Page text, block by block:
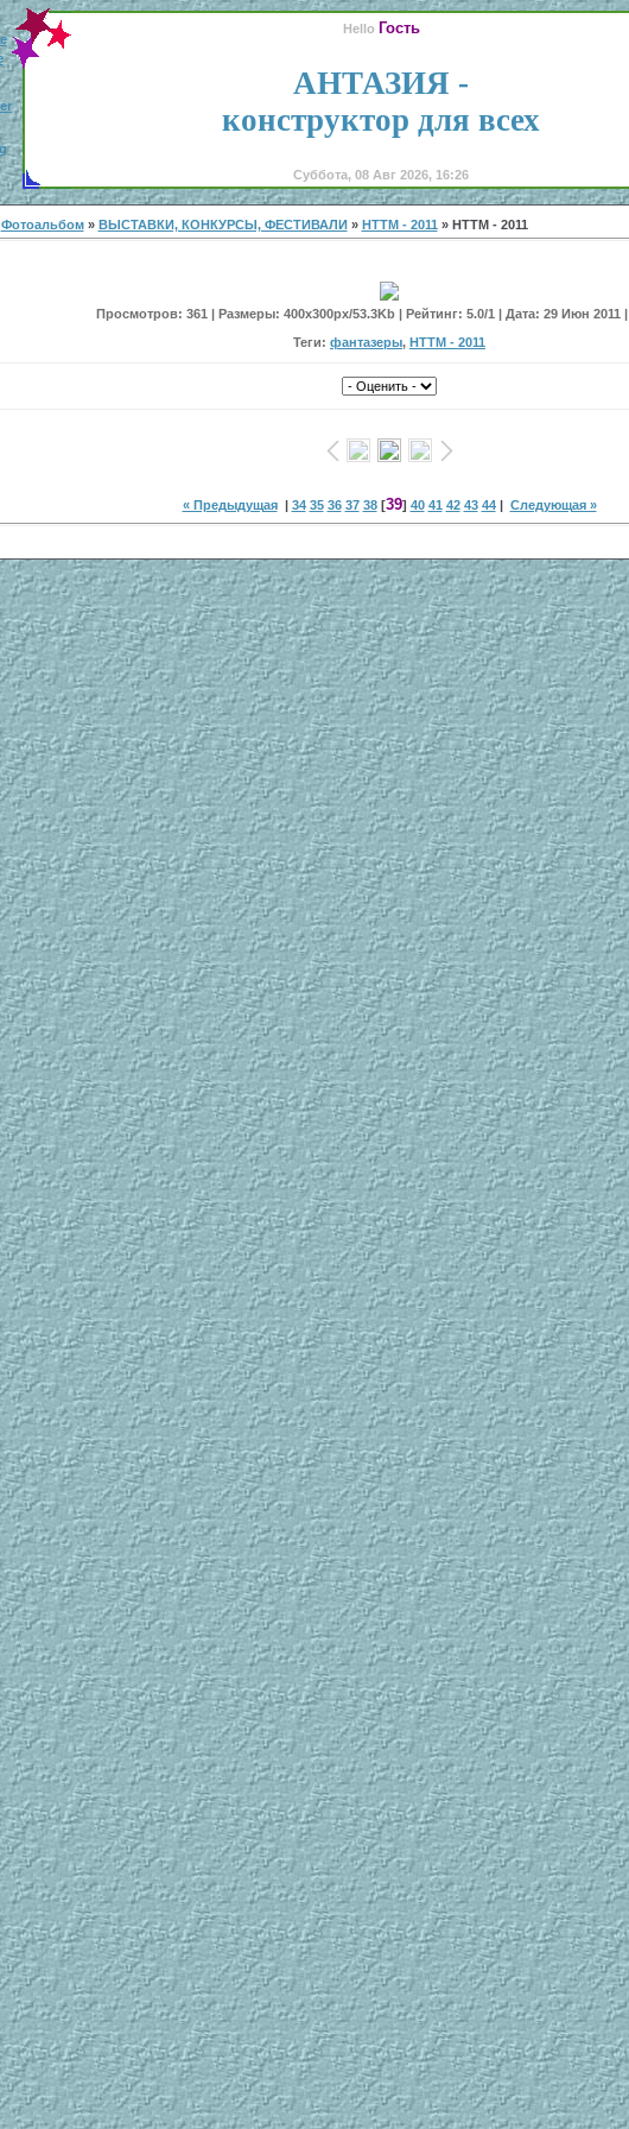
Hello Гость
АНТАЗИЯ -
конструктор для всех
Суббота, 08 Авг 2026, 16:26
Фотоальбом» ВЫСТАВКИ, КОНКУРСЫ, ФЕСТИВАЛИ» НТТМ - 2011 » НТТМ - 2011
Просмотров: 361 | Размеры: 400x300px/53.3Kb | Рейтинг: 5.0/1 | Дата: 29 Июн 2011 |
Теги: фантазеры, НТТМ - 2011
« Предыдущая| 34 35 36 37 38[39] 40 41 42 43 44| Следующая »